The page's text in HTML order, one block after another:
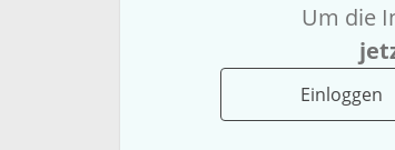
Um die
Einloggen